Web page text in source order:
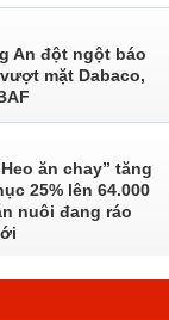
An đột ngột báo
mặt Dabaco,
ăn chay” tăng
25% lên 64.000
nuôi đang ráo